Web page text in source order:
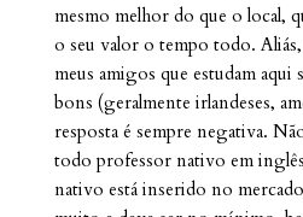
mesmo melhor do que o local,
o seu valor o tempo todo.
meus amigos que estudam aqui
bons (geralmente irlandeses,
resposta é sempre negativa.
todo professor nativo em
nativo está inserido no